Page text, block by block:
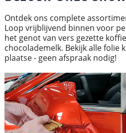
Ontdek ons complete
Loop vrijblijvend binnen voor
het genot van vers gezette
chocolademelk. Bekijk alle folie
plaatse - geen afspraak nodig!